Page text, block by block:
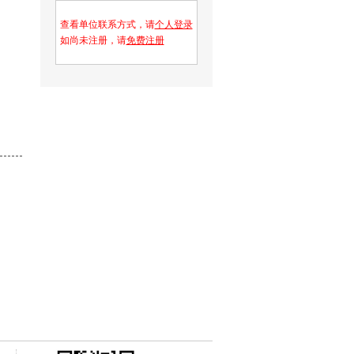
查看单位联系方式，请个人登录
如尚未注册，请免费注册